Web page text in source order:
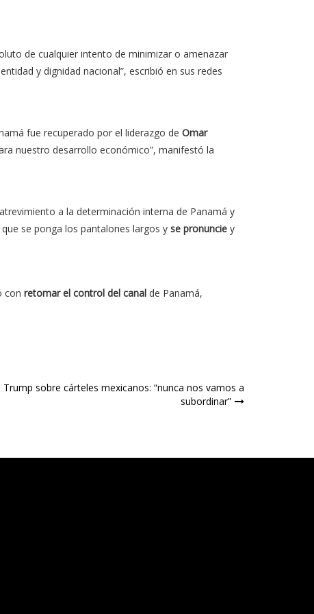
de cualquier intento de minimizar o amenazar
y dignidad nacional”, escribió en sus redes
fue recuperado por el liderazgo de Omar
nuestro desarrollo económico”, manifestó la
a la determinación interna de Panamá y
se ponga los pantalones largos y se pronuncie y
con retomar el control del canal de Panamá,
sobre cárteles mexicanos: “nunca nos vamos a
subordinar”